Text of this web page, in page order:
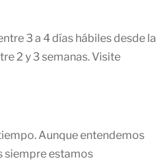
3 a 4 días hábiles desde la
2 y 3 semanas. Visite
Aunque entendemos
siempre estamos